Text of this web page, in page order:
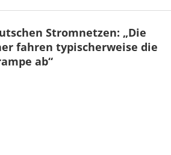
Stromnetzen: „Die
fahren typischerweise die
ab“